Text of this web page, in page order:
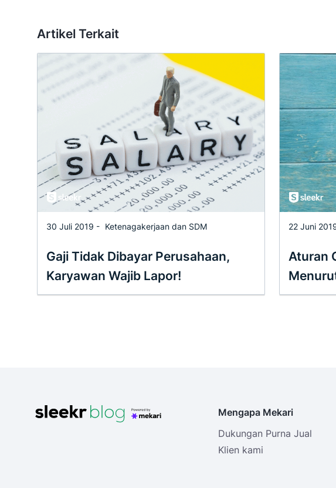
Artikel Terkait
30 Juli 2019 - Ketenagakerjaan dan SDM
Gaji Tidak Dibayar Perusahaan,
Karyawan Wajib Lapor!
22 Juni
Aturan
Mengapa Mekari
Dukungan Purna Jual
Klien kami